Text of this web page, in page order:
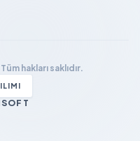
hakları saklıdır.